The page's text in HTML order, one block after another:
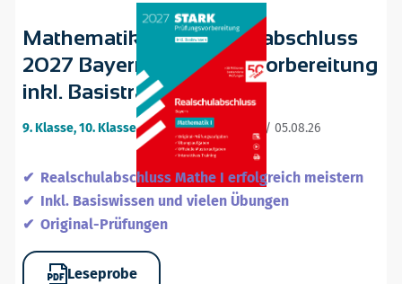
Mathematik I - Realschulabschluss
2027 Bayern - Prüfungsvorbereitung
inkl. Basistraining
9. Klasse, 10. Klasse•16. ergänzte Auflage / 05.08.26
Realschulabschluss Mathe I erfolgreich meistern
Inkl. Basiswissen und vielen Übungen
Original-Prüfungen
Leseprobe